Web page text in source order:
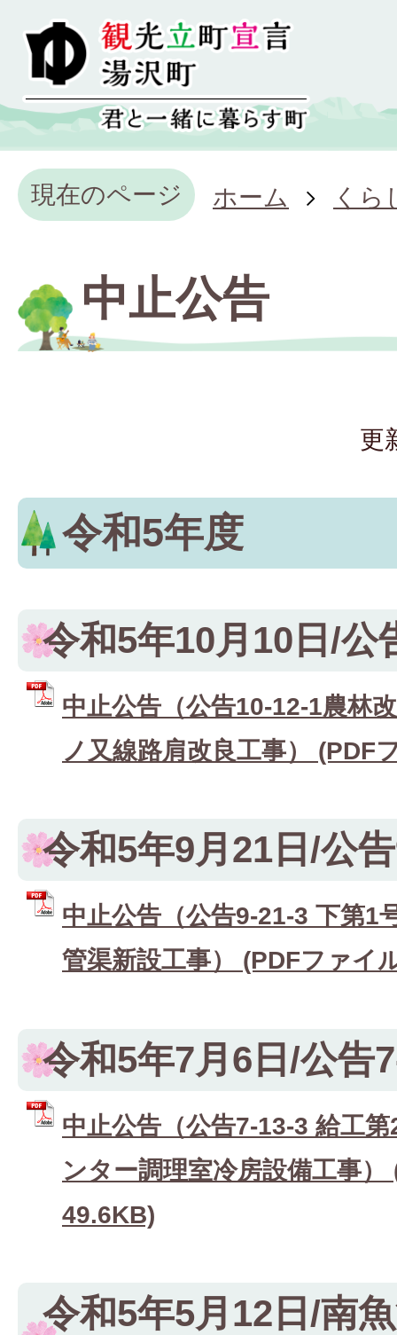
現在のページ ホーム くら
中止公告
更
令和5年度
令和5年10月10日/公
中止公告（公告10-12-1農林
ノ又線路肩改良工事） (PDF
令和5年9月21日/公
中止公告（公告9-21-3 下第1
管渠新設工事） (PDFファイ
令和5年7月6日/公告
中止公告（公告7-13-3 給工
ンター調理室冷房設備工事
49.6KB)
令和5年5月12日/南